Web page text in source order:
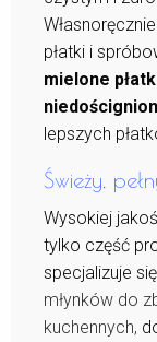
płatki i
mielone
lepszych
Świeży,
Wysokiej
tylko część
specjalizuje
młynków do
kuchennych,